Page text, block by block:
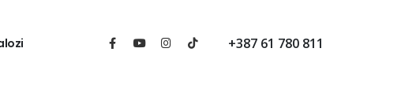
+387 61 780 811